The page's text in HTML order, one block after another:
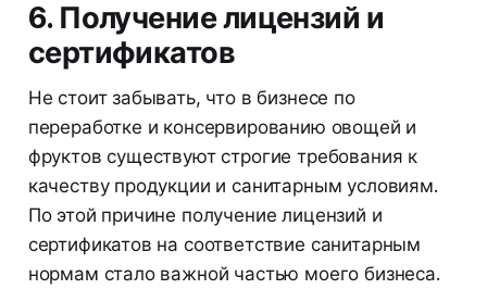
6. Получение лицензий и
сертификатов
Не стоит забывать, что в бизнесе по
переработке и консервированию овощей и
фруктов существуют строгие требования к
качеству продукции и санитарным условиям.
По этой причине получение лицензий и
сертификатов на соответствие санитарным
нормам стало важной частью моего бизнеса.